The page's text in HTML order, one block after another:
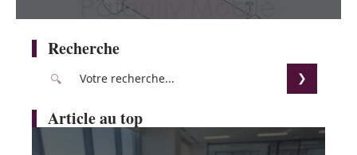
Recherche
Article au top